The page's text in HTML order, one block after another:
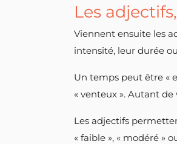
Les
Viennent ensuite les
intensité, leur durée
Un temps peut être «
« venteux ». Autant
Les adjectifs
« faible », « modéré »